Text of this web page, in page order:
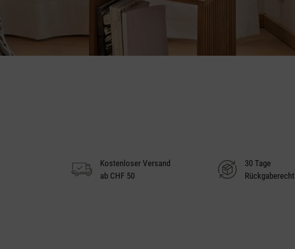
Kostenloser Versand
ab CHF 50
30 Tage
Rückgaberecht